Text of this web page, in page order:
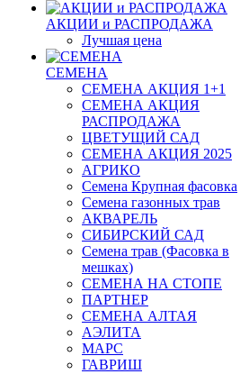
АКЦИИ и РАСПРОДАЖА
Лучшая цена
СЕМЕНА
СЕМЕНА АКЦИЯ 1+1
СЕМЕНА АКЦИЯ
РАСПРОДАЖА
ЦВЕТУЩИЙ САД
СЕМЕНА АКЦИЯ 2025
АГРИКО
Семена Крупная фасовка
Семена газонных трав
АКВАРЕЛЬ
СИБИРСКИЙ САД
Семена трав (Фасовка в
мешках)
СЕМЕНА НА СТОПЕ
ПАРТНЕР
СЕМЕНА АЛТАЯ
АЭЛИТА
МАРС
ГАВРИШ